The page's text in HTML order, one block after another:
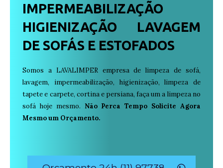
IMPERMEABILIZAÇÃO
HIGIENIZAÇÃO LAVAGEM
DE SOFÁS E ESTOFADOS
Somos a LAVALIMPER empresa de limpeza de sofá,
lavagem, impermeabilização, higienização, limpeza de
tapete e carpete, cortina e persiana, faça um a limpeza no
sofá hoje mesmo. Não Perca Tempo Solicite Agora
Mesmo um Orçamento.